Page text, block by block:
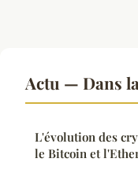
Actu — Dans
L'évolution des
le Bitcoin et